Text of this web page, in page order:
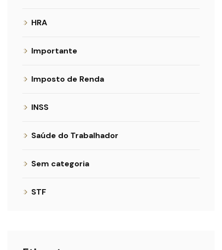
HRA
Importante
Imposto de Renda
INSS
Saúde do Trabalhador
Sem categoria
STF